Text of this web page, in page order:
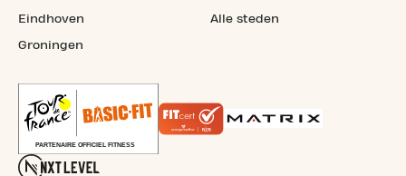
Eindhoven
Groningen
Alle steden